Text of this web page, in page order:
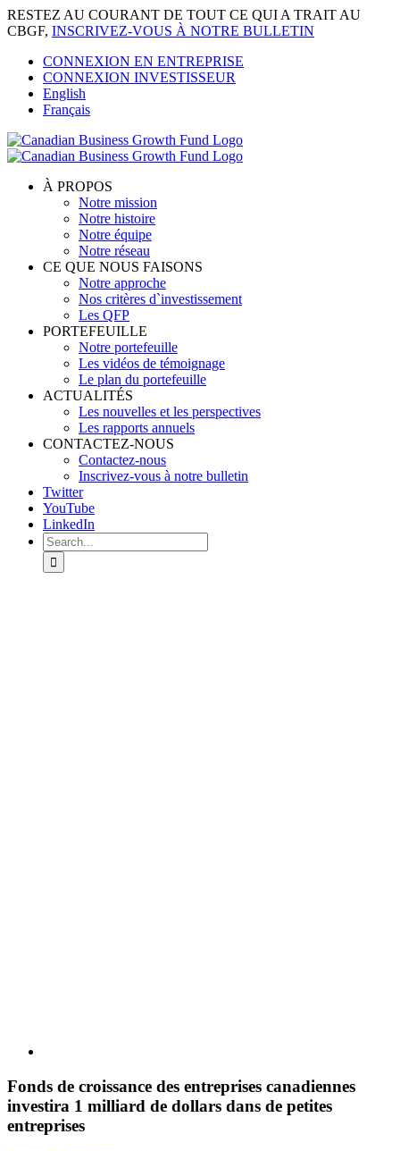
Skip
to
RESTEZ AU COURANT DE TOUT CE QUI A TRAIT AU
CBGF, INSCRIVEZ-VOUS À NOTRE BULLETIN
CONNEXION EN ENTREPRISE
CONNEXION INVESTISSEUR
English
Français
À PROPOS
Notre mission
Notre histoire
Notre équipe
Notre réseau
CE QUE NOUS FAISONS
Notre approche
Nos critères d`investissement
Les QFP
PORTEFEUILLE
Notre portefeuille
Les vidéos de témoignage
Le plan du portefeuille
ACTUALITÉS
Les nouvelles et les perspectives
Les rapports annuels
CONTACTEZ-NOUS
Contactez-nous
Inscrivez-vous à notre bulletin
Twitter
YouTube
LinkedIn
Search
for:
Fonds de croissance des entreprises canadiennes
investira 1 milliard de dollars dans de petites
entreprises